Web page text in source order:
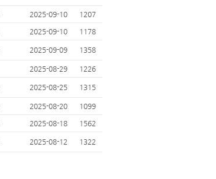
2025-09-10 1207
2025-09-10 1178
2025-09-09 1358
2025-08-29 1226
2025-08-25 1315
2025-08-20 1099
2025-08-18 1562
2025-08-12 1322